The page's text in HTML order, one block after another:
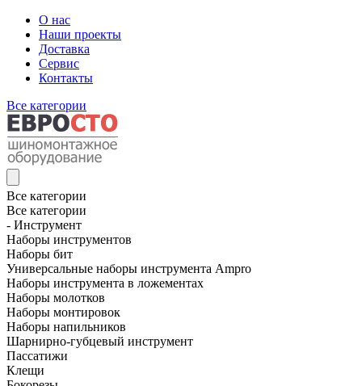
О нас
Наши проекты
Доставка
Сервис
Контакты
Все категории
Все категории
Все категории
- Инструмент
Наборы инструментов
Наборы бит
Универсальные наборы инструмента Ampro
Наборы инструмента в ложементах
Наборы молотков
Наборы монтировок
Наборы напильников
Шарнирно-губцевый инструмент
Пассатижи
Клещи